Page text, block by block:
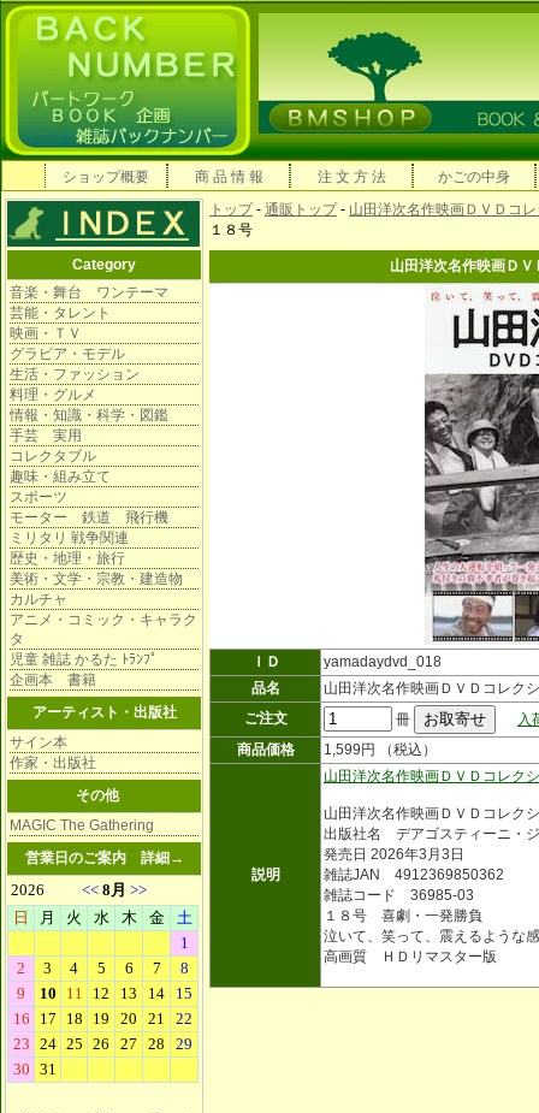
ショップ概要 商 品 情 報 注 文 方 法 かごの中身
Category
音楽・舞台 ワンテーマ
芸能・タレント
映画・ＴＶ
グラビア・モデル
生活・ファッション
料理・グルメ
情報・知識・科学・図鑑
手芸 実用
コレクタブル
趣味・組み立て
スポーツ
モーター 鉄道 飛行機
ミリタリ 戦争関連
歴史・地理・旅行
美術・文学・宗教・建造物
カルチャ
アニメ・コミック・キャラク
タ
児童 雑誌 かるた ﾄﾗﾝﾌﾟ
企画本 書籍
アーティスト・出版社
サイン本
作家・出版社
その他
MAGIC The Gathering
営業日のご案内 詳細→
トップ- 通販トップ- 山田洋次名作映画ＤＶＤコ
１８号
山田洋次名作映画Ｄ
ＩＤ
yamadaydvd_018
品名
山田洋次名作映画ＤＶＤコレク
ご注文
冊
入
商品価格
1,599円 （税込）
説明
山田洋次名作映画ＤＶＤコレク
山田洋次名作映画ＤＶＤコレク
出版社名 デアゴスティーニ・
発売日 2026年3月3日
雑誌JAN 4912369850362
雑誌コード 36985-03
１８号 喜劇・一発勝負
泣いて、笑って、震えるような
高画質 ＨＤリマスター版